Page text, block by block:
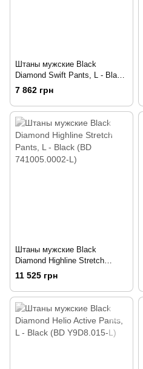
Штаны мужские Black
Diamond Swift Pants, L - Black
(BD 743004.0002-L)
7 862 грн
Штаны мужские Black
Diamond Highline Stretch
Pants, L - Black (BD
741005.0002-L)
11 525 грн